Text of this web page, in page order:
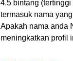
4.5 bintang
termasuk nama
Apakah nama anda
meningkatkan profil